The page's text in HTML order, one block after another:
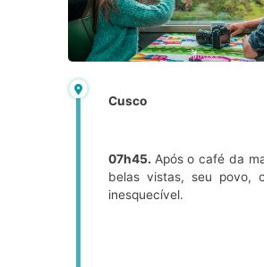
Cusco
07h45. Após o café da
belas vistas, seu povo,
inesquecível.